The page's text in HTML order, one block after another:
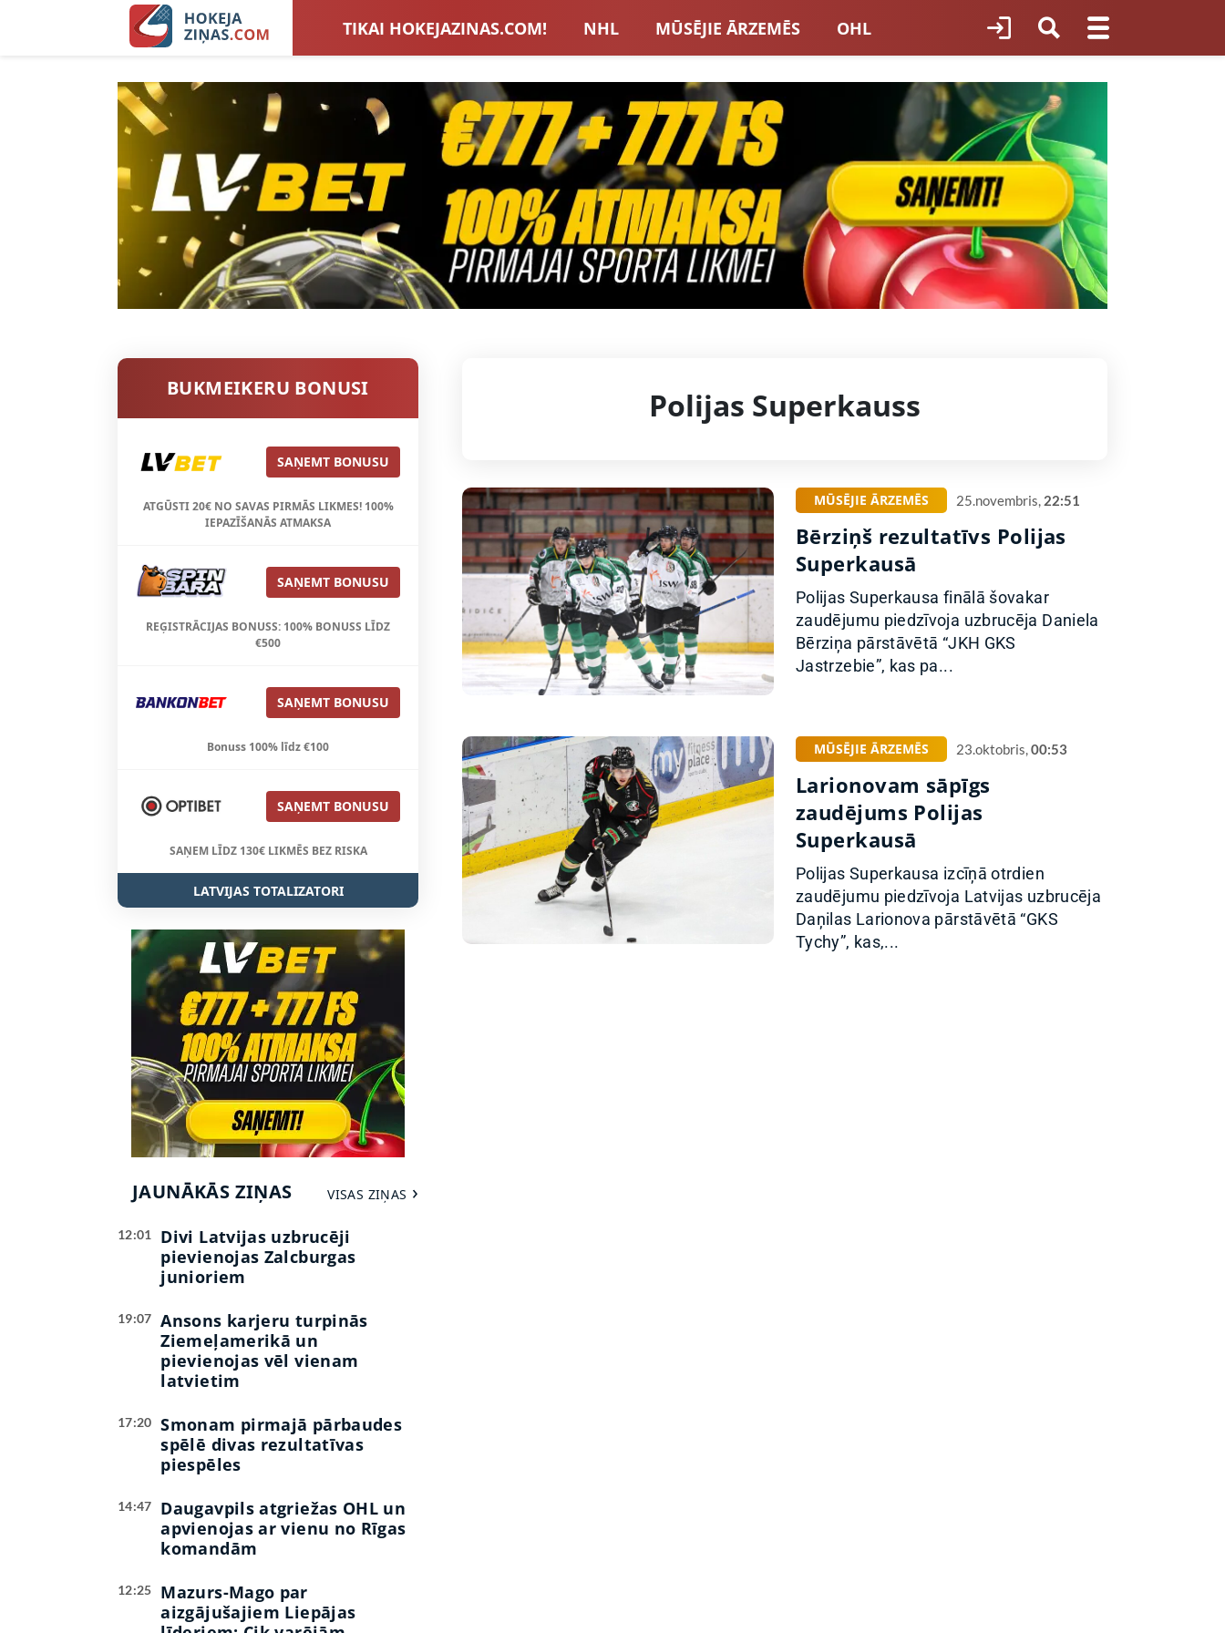
TIKAI HOKEJAZINAS.COM! NHL MŪSĒJIE ĀRZEMĒS OHL
LATVIJAS IZLASE EIROPA LVBET BONUSI JAUNATNES HOKEJS
SIEVIEŠU HOKEJS BLOGI INTERVIJAS TOTALIZATORI LATVIJĀ
TOTALIZATORU BONUSI VISAS ZIŅAS
BUKMEIKERU BONUSI
SAŅEMT BONUSU
ATGŪSTI 20€ NO SAVAS PIRMĀS LIKMES! 100%
IEPAZĪŠANĀS ATMAKSA
SAŅEMT BONUSU
REĢISTRĀCIJAS BONUSS: 100% BONUSS LĪDZ
€500
SAŅEMT BONUSU
Bonuss 100% līdz €100
SAŅEMT BONUSU
SAŅEM LĪDZ 130€ LIKMĒS BEZ RISKA
LATVIJAS TOTALIZATORI
JAUNĀKĀS ZIŅAS VISAS ZIŅAS
12:01
Divi Latvijas uzbrucēji
pievienojas Zalcburgas
junioriem
19:07
Ansons karjeru turpinās
Ziemeļamerikā un
pievienojas vēl vienam
latvietim
17:20
Smonam pirmajā pārbaudes
spēlē divas rezultatīvas
piespēles
14:47
Daugavpils atgriežas OHL un
apvienojas ar vienu no Rīgas
komandām
12:25
Mazurs-Mago par
aizgājušajiem Liepājas
Polijas Superkauss
MŪSĒJIE ĀRZEMĒS 25.novembris, 22:51
Bērziņš rezultatīvs Polijas
Superkausā
Polijas Superkausa finālā šovakar
zaudējumu piedzīvoja uzbrucēja Daniela
Bērziņa pārstāvētā “JKH GKS
Jastrzebie”, kas pa...
MŪSĒJIE ĀRZEMĒS 23.oktobris,00:53
Larionovam sāpīgs
zaudējums Polijas
Superkausā
Polijas Superkausa izcīņā otrdien
zaudējumu piedzīvoja Latvijas uzbrucēja
Daņilas Larionova pārstāvētā “GKS
Tychy”, kas,...